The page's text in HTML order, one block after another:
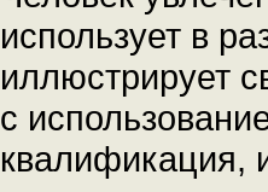
использует в
иллюстрирует
с
квалификация,